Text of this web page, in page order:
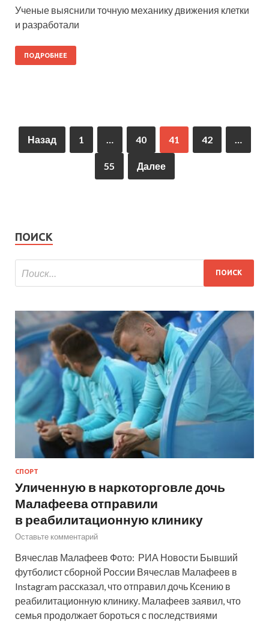
Ученые выяснили точную механику движения клетки
и разработали
ПОДРОБНЕЕ
Назад 1 40 41 42
55 Далее
ПОИСК
СПОРТ
Уличенную в наркоторговле дочь
Малафеева отправили
в реабилитационную клинику
Оставьте комментарий
Вячеслав Малафеев Фото: РИА Новости Бывший
футболист сборной России Вячеслав Малафеев в
Instagram рассказал, что отправил дочь Ксению в
реабилитационную клинику. Малафеев заявил, что
семья продолжает бороться с последствиями